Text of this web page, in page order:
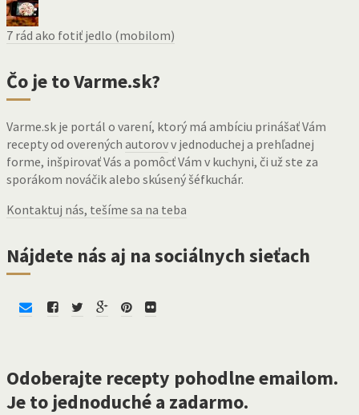
7 rád ako fotiť jedlo (mobilom)
Čo je to Varme.sk?
Varme.sk je portál o varení, ktorý má ambíciu prinášať Vám
recepty od overených autorovv jednoduchej a prehľadnej
forme, inšpirovať Vás a pomôcť Vám v kuchyni, či už ste za
sporákom nováčik alebo skúsený šéfkuchár.
Kontaktuj nás, tešíme sa na teba
Nájdete nás aj na sociálnych sieťach
Odoberajte recepty pohodlne emailom.
Je to jednoduché a zadarmo.